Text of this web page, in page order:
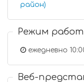
район)
Режим
ежедневно
Веб-